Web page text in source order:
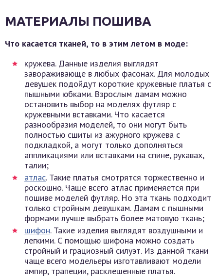
МАТЕРИАЛЫ ПОШИВА
Что касается тканей, то в этим летом в моде:
кружева. Данные изделия выглядят
завораживающе в любых фасонах. Для молодых
девушек подойдут короткие кружевные платья с
пышными юбками. Взрослым дамам можно
остановить выбор на моделях футляр с
кружевными вставками. Что касается
разнообразия моделей, то они могут быть
полностью сшиты из ажурного кружева с
подкладкой, а могут только дополняться
аппликациями или вставками на спине, рукавах,
талии;
атлас. Такие платья смотрятся торжественно и
роскошно. Чаще всего атлас применяется при
пошиве моделей футляр. Но эта ткань подходит
только стройным девушкам. Дамам с пышными
формами лучше выбрать более матовую ткань;
шифон. Такие изделия выглядят воздушными и
легкими. С помощью шифона можно создать
стройный и грациозный силуэт. Из данной ткани
чаще всего модельеры изготавливают модели
ампир, трапеции, расклешенные платья.